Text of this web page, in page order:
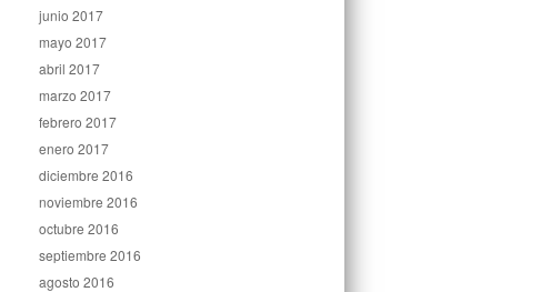
junio 2017
mayo 2017
abril 2017
marzo 2017
febrero 2017
enero 2017
diciembre 2016
noviembre 2016
octubre 2016
septiembre 2016
agosto 2016